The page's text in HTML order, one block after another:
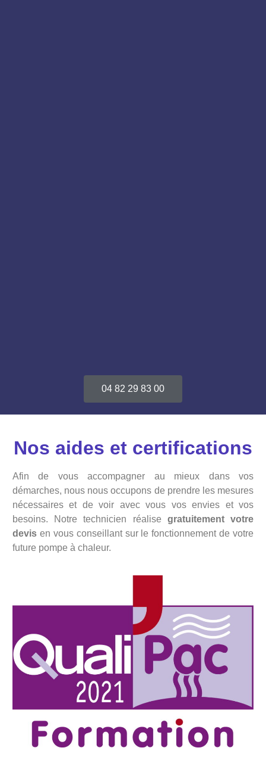
04 82 29 83 00
Nos aides et certifications
Afin de vous accompagner au mieux dans vos
démarches, nous nous occupons de prendre les mesures
nécessaires et de voir avec vous vos envies et vos
besoins. Notre technicien réalise gratuitement votre
devis en vous conseillant sur le fonctionnement de votre
future pompe à chaleur.